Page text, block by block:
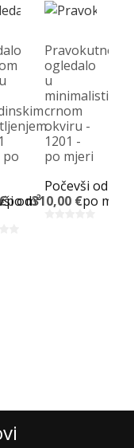
po m²
po
od310,00 €po m²
Pravokutno
ogledalo
u
crnom
okviru -
1201 -
po mjeri
Počevši od